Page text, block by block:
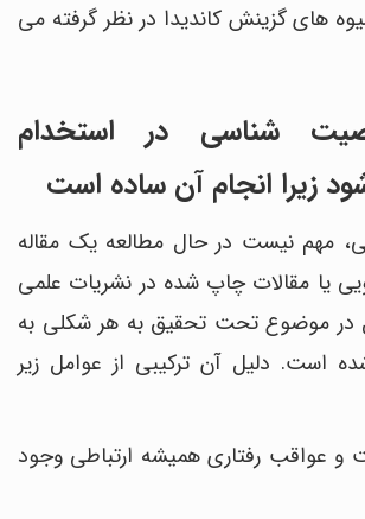
های گزینش کاندیدا در نظر گرفته می
شناسی در استخدام
زیرا انجام آن ساده است
مهم نیست در حال مطالعه یک مقاله
یا مقالات چاپ شده در نشریات علمی
در موضوع تحت تحقیق به هر شکلی به
است. دلیل آن ترکیبی از عوامل زیر
عواقب رفتاری همیشه ارتباطی وجود